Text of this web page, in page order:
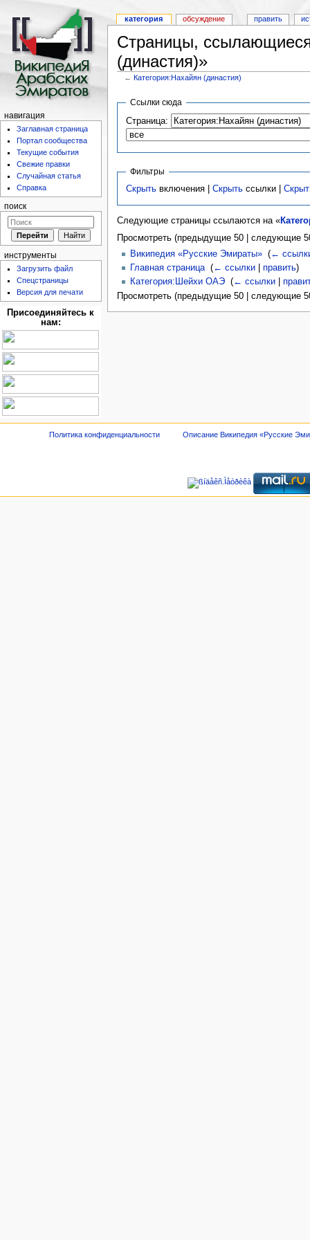
Страницы,
(династия)»
←Категория:Нахайян (династия)
Ссылки сюда
Страница:
Фильтры
Скрыть включения |Скрыть ссылки |
Следующие страницы ссылаются на «
Просмотреть (предыдущие 50 | следующие
Википедия «Русские Эмираты»‎ (←
Главная страница‎ (← ссылки| править)
Категория:Шейхи ОАЭ‎ (← ссылки|
Просмотреть (предыдущие 50 | следующие
категория обсуждение править
навигация
Заглавная страница
Портал сообщества
Текущие события
Свежие правки
Случайная статья
Справка
поиск
инструменты
Загрузить файл
Спецстраницы
Версия для печати
Присоединяйтесь к
нам:
Политика конфиденциальности Описание Википедия «Русские